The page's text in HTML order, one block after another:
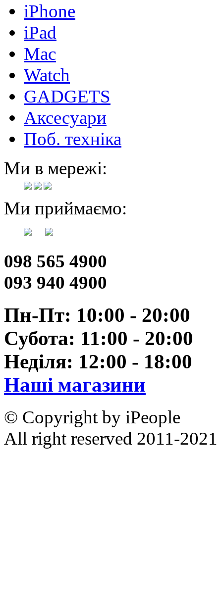
iPhone
iPad
Mac
Watch
GADGETS
Аксесуари
Поб. техніка
Ми в мережі:
Ми приймаємо:
098 565 4900
093 940 4900
Пн-Пт: 10:00 - 20:00
Субота: 11:00 - 20:00
Неділя: 12:00 - 18:00
Наші магазини
© Copyright by iPeople
All right reserved 2011-2021